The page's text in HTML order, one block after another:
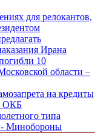
для релокантов,
Ирана
10
области –
на кредиты
ОКБ
типа
- Минобороны